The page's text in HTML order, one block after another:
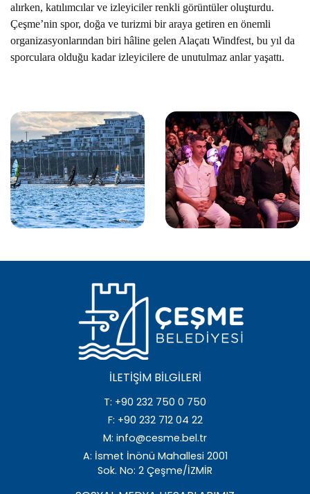
alırken, katılımcılar ve izleyiciler renkli görüntüler oluşturdu.
Çeşme’nin spor, doğa ve turizmi bir araya getiren en önemli
organizasyonlarından biri hâline gelen Alaçatı Windfest, bu yıl da
sporculara olduğu kadar izleyicilere de unutulmaz anlar yaşattı.
İLETIŞIM BILGILERI
T: +90 232 750 0 750
F: +90 232 712 04 22
M: info@cesme.bel.tr
A: İsmet İnönü Mahallesi 2001
Sok. No: 2 Çeşme/İZMİR